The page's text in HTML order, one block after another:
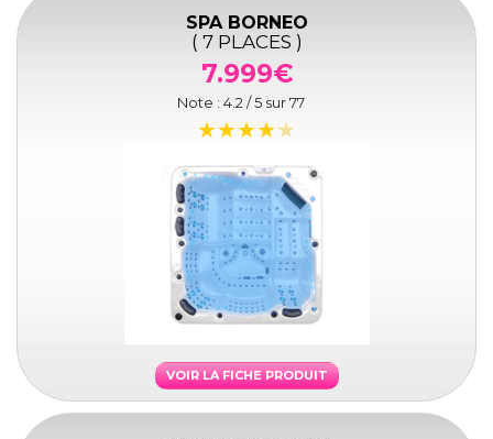
SPA BORNEO
( 7 PLACES )
7.999€
Note : 4.2 / 5 sur77
VOIR LA FICHE PRODUIT